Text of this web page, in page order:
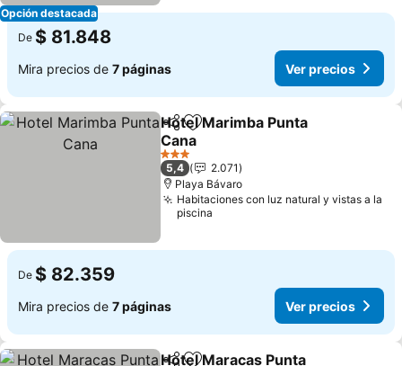
Opción destacada
De $ 81.848
Mira precios de 7 páginas Ver precios
CompartirAgregar a favoritos
Hotel Marimba Punta
Cana
Ver precios
3 Estrellas
5,4
2.071
Playa Bávaro
Habitaciones con luz natural y vistas a la
piscina
De $ 82.359
Mira precios de 7 páginas Ver precios
Hotel Maracas Punta